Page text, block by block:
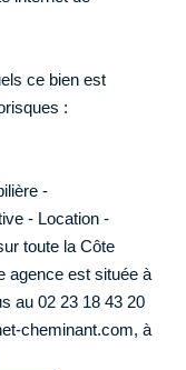
ce bien est
:
-
- Location -
toute la Côte
agence est située à
au 02 23 18 43 20
cheminant.com, à